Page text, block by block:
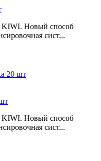
KIWI. Новый способ
сист...
KIWI. Новый способ
сист...